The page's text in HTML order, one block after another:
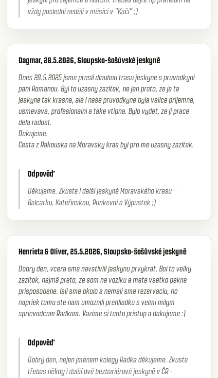
vždy poslední neděli v měsíci v "Kači" ;)
Dagmar, 28.5.2026, Sloupsko-šošůvské jeskyně
Dnes 28.5.2025 jsme prosli dlouhou trasu jeskyne s pruvodkyni
pani Romanou. Byl to uzasny zazitek, ne jen proto, ze je ta
jeskyne tak krasna, ale i nase pruvodkyne byla velice prijemna,
usmevava, profesionalni a take vtipna. Bylo vydet, ze ji prace
dela radost.
Dekujeme.
Cesta z Rakouska na Moravsky kras byl pro me uzasny zazitek.
Odpověď
Děkujeme. Zkuste i další jeskyně Moravského krasu –
Balcarku, Kateřinskou, Punkevní a Výpustek ;)
Henrieta & Oliver, 25.5.2026, Sloupsko-šošůvské jeskyně
Dobry den, vcera sme navstivili jaskynu prvykrat. Bol to velky
zazitok, najmä preto, ze som na voziku a mate vsetko pekne
prisposobene. Isli sme okolo a nemali sme rezervaciu, no
napriek tomu ste nam umoznili prehliadku s velmi milym
sprievodcom Radkom. Vazime si tento pristup a dakujeme :)
Odpověď
Dobrý den, nejen jménem kolegy Radka děkujeme. Zkuste
třebas někdy i další dvě bezbariérové jeskyně v ČR -